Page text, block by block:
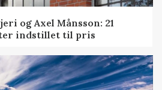
og Axel Månsson: 21
indstillet til pris